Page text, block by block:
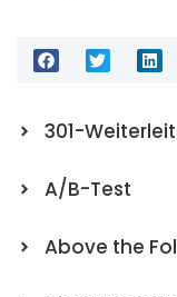
301-
A/B-Test
Above the